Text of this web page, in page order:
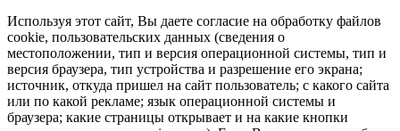
Используя этот сайт, Вы даете согласие на обработку файлов
cookie, пользовательских данных (сведения о
местоположении, тип и версия операционной системы, тип и
версия браузера, тип устройства и разрешение его экрана;
источник, откуда пришел на сайт пользователь; с какого сайта
или по какой рекламе; язык операционной системы и
браузера; какие страницы открывает и на какие кнопки